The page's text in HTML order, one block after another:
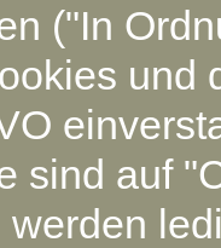
("In
und
sind auf